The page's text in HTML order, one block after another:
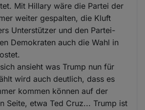
Mit Hillary wäre die Partei der
weiter gespalten, die Kluft
Unterstützer und den Partei-
Demokraten auch die Wahl in
ansieht was Trump nun für
wird auch deutlich, dass es
kommen können auf der
Seite, etwa Ted Cruz... Trump ist